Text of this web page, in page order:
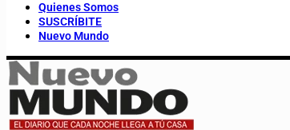
Quienes Somos
SUSCRÍBITE
Nuevo Mundo